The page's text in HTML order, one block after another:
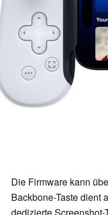
Die Firmware kann
Backbone-Taste dient